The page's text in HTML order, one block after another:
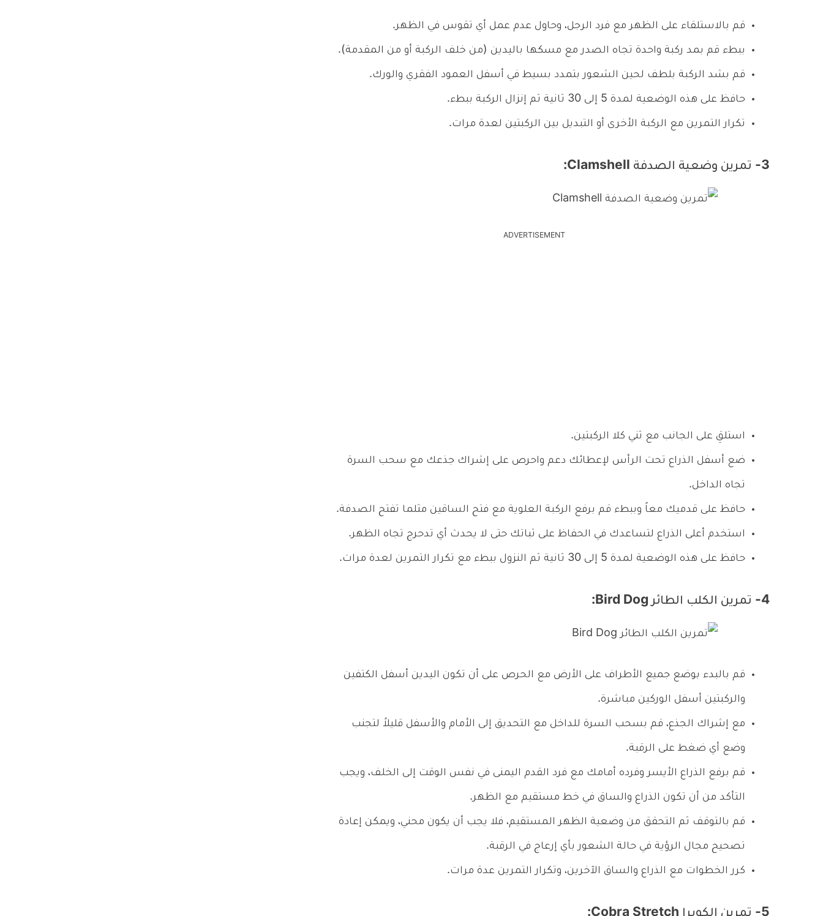
قم بالاستلقاء على الظهر مع فرد الرجل، وحاول عدم عمل أي تقوس في الظهر.
ببطء قم بمد ركبة واحدة تجاه الصدر مع مسكها باليدين (من خلف الركبة أو من المقدمة).
قم بشد الركبة بلطف لحين الشعور بتمدد بسيط في أسفل العمود الفقري والورك.
حافظ على هذه الوضعية لمدة 5 إلى 30 ثانية ثم إنزال الركبة ببطء.
تكرار التمرين مع الركبة الأخرى أو التبديل بين الركبتين لعدة مرات.
3- تمرين وضعية الصدفة Clamshell:
ADVERTISEMENT
استلقِ على الجانب مع ثني كلا الركبتين.
ضع أسفل الذراع تحت الرأس لإعطائك دعم واحرص على إشراك جذعك مع سحب السرة
تجاه الداخل.
حافظ على قدميك معاً وببطء قم برفع الركبة العلوية مع فتح الساقين مثلما تفتح الصدفة.
استخدم أعلى الذراع لتساعدك في الحفاظ على ثباتك حتى لا يحدث أي تدحرج تجاه الظهر.
حافظ على هذه الوضعية لمدة 5 إلى 30 ثانية ثم النزول ببطء مع تكرار التمرين لعدة مرات.
4- تمرين الكلب الطائر Bird Dog:
قم بالبدء بوضع جميع الأطراف على الأرض مع الحرص على أن تكون اليدين أسفل الكتفين
والركبتين أسفل الوركين مباشرة.
مع إشراك الجذع، قم بسحب السرة للداخل مع التحديق إلى الأمام والأسفل قليلاً لتجنب
وضع أي ضغط على الرقبة.
قم برفع الذراع الأيسر وفرده أمامك مع فرد القدم اليمنى في نفس الوقت إلى الخلف، ويجب
التأكد من أن تكون الذراع والساق في خط مستقيم مع الظهر.
قم بالتوقف ثم التحقق من وضعية الظهر المستقيم، فلا يجب أن يكون محني، ويمكن إعادة
تصحيح مجال الرؤية في حالة الشعور بأي إرعاج في الرقبة.
كرر الخطوات مع الذراع والساق الآخرين، وتكرار التمرين عدة مرات.